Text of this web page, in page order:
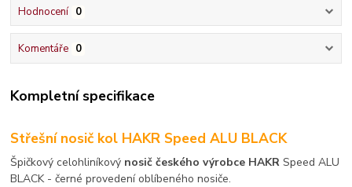
Hodnocení 0
Komentáře 0
Kompletní specifikace
Střešní nosič kol HAKR Speed ALU BLACK
Špičkový celohliníkový nosič českého výrobce HAKRSpeed ALU
BLACK - černé provedení oblíbeného nosiče.